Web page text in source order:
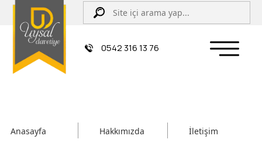
Anasayfa Hakkımızda İletişim
0542 316 13 76